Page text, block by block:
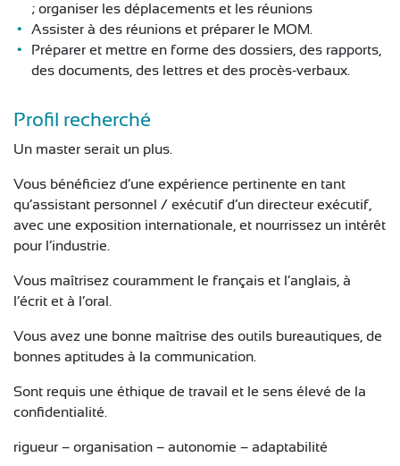
; organiser les déplacements et les réunions
Assister à des réunions et préparer le MOM.
Préparer et mettre en forme des dossiers, des rapports,
des documents, des lettres et des procès-verbaux.
Profil recherché
Un master serait un plus.
Vous bénéficiez d’une expérience pertinente en tant
qu’assistant personnel / exécutif d’un directeur exécutif,
avec une exposition internationale, et nourrissez un intérêt
pour l’industrie.
Vous maîtrisez couramment le français et l’anglais, à
l’écrit et à l’oral.
Vous avez une bonne maîtrise des outils bureautiques, de
bonnes aptitudes à la communication.
Sont requis une éthique de travail et le sens élevé de la
confidentialité.
rigueur – organisation – autonomie – adaptabilité